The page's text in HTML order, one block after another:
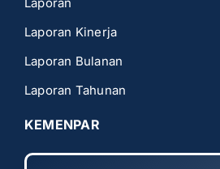
Laporan Kinerja
Laporan Bulanan
Laporan Tahunan
KEMENPAR